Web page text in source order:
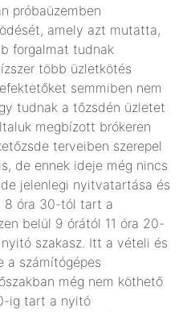
próbaüzemben
amely azt mutatta,
forgalmat tudnak
több üzletkötés
semmiben nem
tudnak a tőzsdén üzletet
megbízott brókeren
terveiben szerepel
de ennek ideje még nincs
jelenlegi nyitvatartása és
8 óra 30-tól tart a
belül 9 órától 11 óra 20-
szakasz. Itt a vételi és
a számítógépes
még nem köthető
ig tart a nyitó